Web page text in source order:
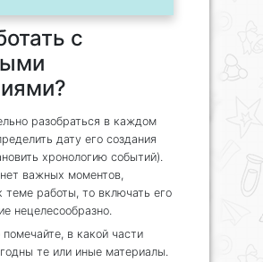
с
разобраться в каждом
дату его создания
хронологию событий).
важных моментов,
теме работы, то включать его
нецелесообразно.
в какой части
те или иные материалы.